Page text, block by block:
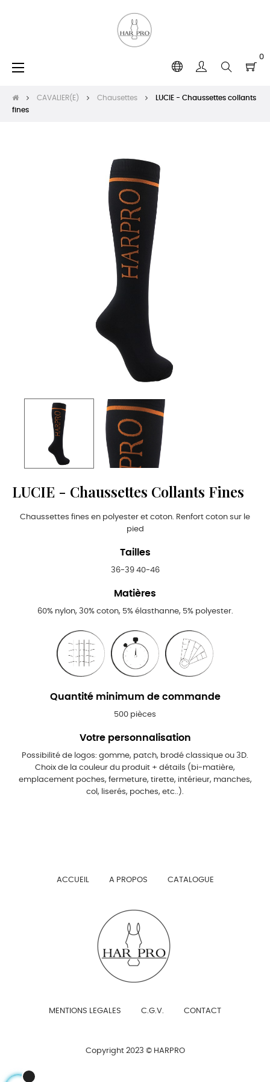
0
Basculer
navigation
☰
CAVALIER(E) Chausettes
LUCIE - Chaussettes collants
fines
LUCIE - Chaussettes Collants Fines
Chaussettes fines en polyester et coton. Renfort coton sur le
pied
Tailles
36-39 40-46
Matières
60% nylon, 30% coton, 5% élasthanne, 5% polyester.
Quantité minimum de commande
500 pièces
Votre personnalisation
Possibilité de logos: gomme, patch, brodé classique ou 3D.
Choix de la couleur du produit + détails (bi-matière,
emplacement poches, fermeture, tirette, intérieur, manches,
col, liserés, poches, etc..).
ACCUEIL A PROPOS CATALOGUE
MENTIONS LEGALES C.G.V. CONTACT
Copyright 2023 © HARPRO